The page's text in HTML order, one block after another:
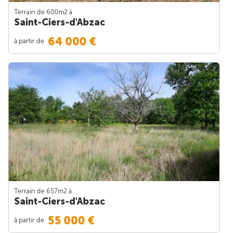
Terrain de 600m2 à
Saint-Ciers-d'Abzac
à partir de 64 000 €
Terrain de 657m2 à
Saint-Ciers-d'Abzac
à partir de 55 000 €